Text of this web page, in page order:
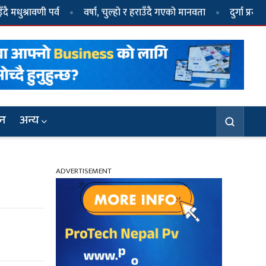
वर्षा, चुल्हो र हराउँदै गएको मानवता दुर्गा प्रसाईं पक्राउ
अन्य
धवल र दुर्गा प्रसाईंले गठन गरे दल, नाम ‘जय
नेपाल पार्टी’
दुर्गा प्रसाईं पक्राउ
ADVERTISEMENT